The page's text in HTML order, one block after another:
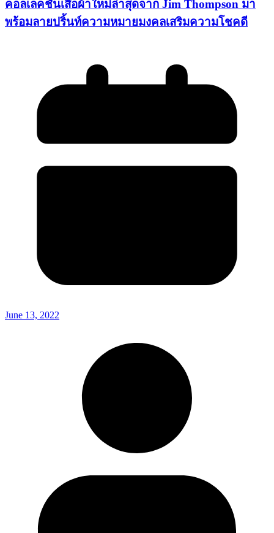
คอลเลคชั่นเสื้อผ้าใหม่ล่าสุดจาก Jim Thompson มา
พร้อมลายปริ้นท์ความหมายมงคลเสริมความโชคดี
June 13, 2022